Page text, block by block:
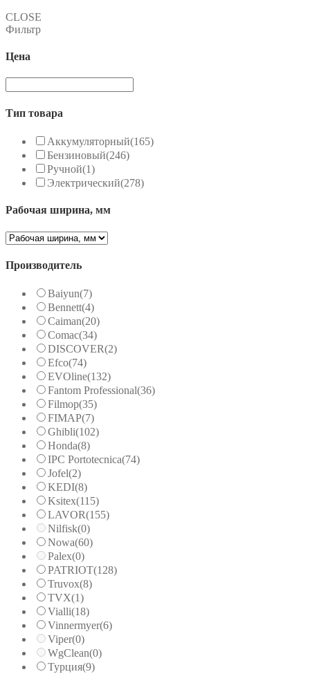
CLOSE
Фильтр
Цена
Тип товара
Аккумуляторный(165)
Бензиновый(246)
Ручной(1)
Электрический(278)
Рабочая ширина, мм
Производитель
Baiyun(7)
Bennett(4)
Caiman(20)
Comac(34)
DISCOVER(2)
Efco(74)
EVOline(132)
Fantom Professional(36)
Filmop(35)
FIMAP(7)
Ghibli(102)
Honda(8)
IPC Portotecnica(74)
Jofel(2)
KEDI(8)
Ksitex(115)
LAVOR(155)
Nilfisk(0)
Nowa(60)
Palex(0)
PATRIOT(128)
Truvox(8)
TVX(1)
Vialli(18)
Vinnermyer(6)
Viper(0)
WgClean(0)
Турция(9)